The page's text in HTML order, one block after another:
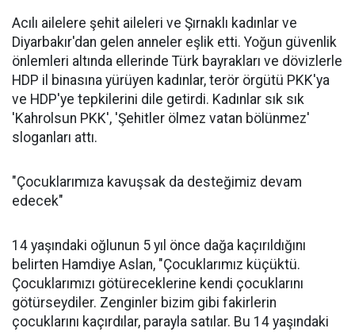
Acılı ailelere şehit aileleri ve Şırnaklı kadınlar ve
Diyarbakır'dan gelen anneler eşlik etti. Yoğun güvenlik
önlemleri altında ellerinde Türk bayrakları ve dövizlerle
HDP il binasına yürüyen kadınlar, terör örgütü PKK'ya
ve HDP'ye tepkilerini dile getirdi. Kadınlar sık sık
'Kahrolsun PKK', 'Şehitler ölmez vatan bölünmez'
sloganları attı.
"Çocuklarımıza kavuşsak da desteğimiz devam
edecek"
14 yaşındaki oğlunun 5 yıl önce dağa kaçırıldığını
belirten Hamdiye Aslan, "Çocuklarımız küçüktü.
Çocuklarımızı götüreceklerine kendi çocuklarını
götürseydiler. Zenginler bizim gibi fakirlerin
çocuklarını kaçırdılar, parayla satılar. Bu 14 yaşındaki